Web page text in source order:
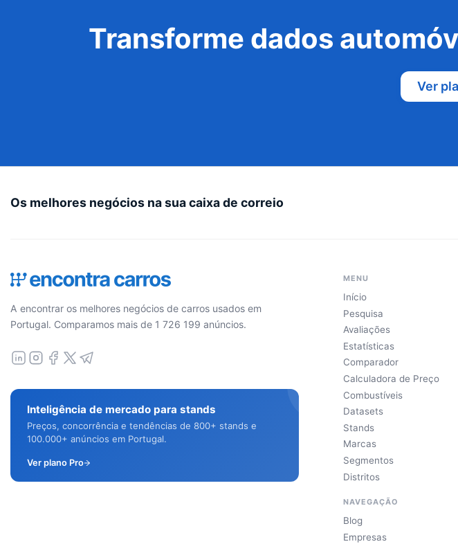
Transforme dados
Ver
Os melhores negócios na sua caixa de correio
A encontrar os melhores negócios de carros usados em
Portugal. Comparamos mais de 1 726 199 anúncios.
Inteligência de mercado para stands
Preços, concorrência e tendências de 800+ stands e
100.000+ anúncios em Portugal.
Ver plano Pro
MENU
Início
Pesquisa
Avaliações
Estatísticas
Comparador
Calculadora de Preço
Combustíveis
Datasets
Stands
Marcas
Segmentos
Distritos
NAVEGAÇÃO
Blog
Empresas